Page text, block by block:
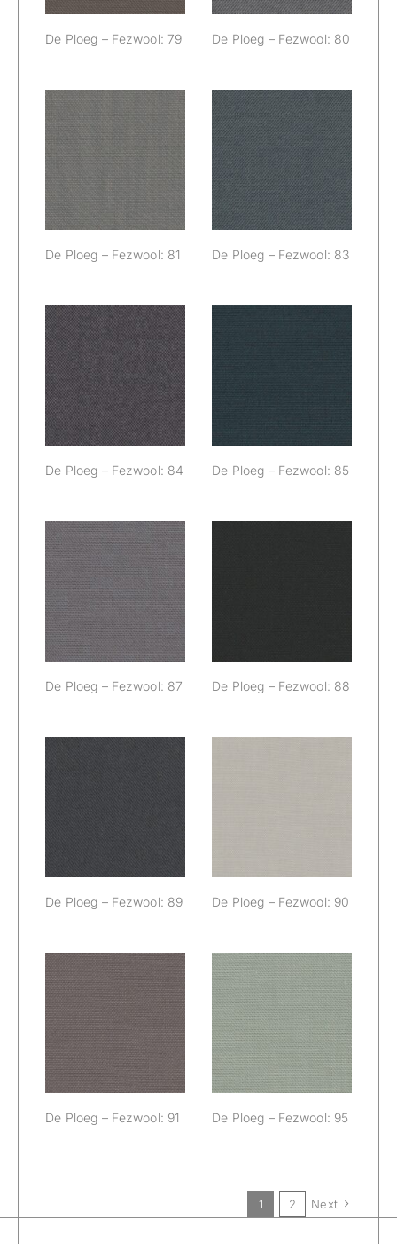
De Ploeg – Fezwool: 79 De Ploeg – Fezwool: 80
De Ploeg –
Fezwool: 81
De Ploeg – Fezwool: 81
De Ploeg –
Fezwool: 83
De Ploeg – Fezwool: 83
De Ploeg –
Fezwool: 84
De Ploeg – Fezwool: 84 De Ploeg – Fezwool: 85
De Ploeg –
Fezwool: 87
De Ploeg – Fezwool: 87 De Ploeg – Fezwool: 88
De Ploeg –
Fezwool: 89
De Ploeg – Fezwool: 89 De Ploeg – Fezwool: 90
De Ploeg –
Fezwool: 91
De Ploeg – Fezwool: 91
De Ploeg –
Fezwool: 95
De Ploeg – Fezwool: 95
1 2 Next